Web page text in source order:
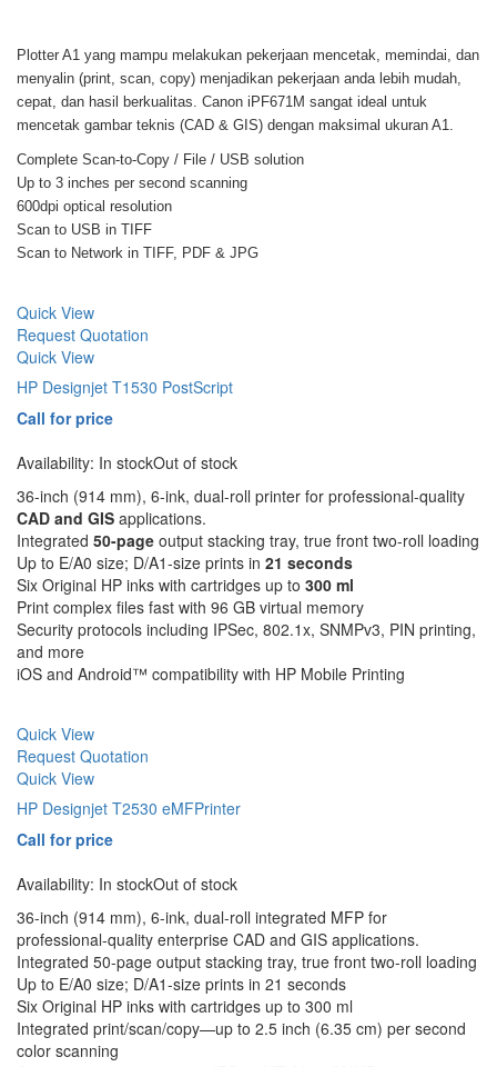
Plotter A1 yang mampu melakukan pekerjaan mencetak, memindai, dan
menyalin (print, scan, copy) menjadikan pekerjaan anda lebih mudah,
cepat, dan hasil berkualitas. Canon iPF671M sangat ideal untuk
mencetak gambar teknis (CAD & GIS) dengan maksimal ukuran A1.
Complete Scan-to-Copy / File / USB solution
Up to 3 inches per second scanning
600dpi optical resolution
Scan to USB in TIFF
Scan to Network in TIFF, PDF & JPG
Quick View
Request Quotation
Quick View
HP Designjet T1530 PostScript
Call for price
Availability: In stockOut of stock
36-inch (914 mm), 6-ink, dual-roll printer for professional-quality
CAD and GIS applications.
Integrated 50-page output stacking tray, true front two-roll loading
Up to E/A0 size; D/A1-size prints in 21 seconds
Six Original HP inks with cartridges up to 300 ml
Print complex files fast with 96 GB virtual memory
Security protocols including IPSec, 802.1x, SNMPv3, PIN printing,
and more
iOS and Android™ compatibility with HP Mobile Printing
Quick View
Request Quotation
Quick View
HP Designjet T2530 eMFPrinter
Call for price
Availability: In stockOut of stock
36-inch (914 mm), 6-ink, dual-roll integrated MFP for
professional-quality enterprise CAD and GIS applications.
Integrated 50-page output stacking tray, true front two-roll loading
Up to E/A0 size; D/A1-size prints in 21 seconds
Six Original HP inks with cartridges up to 300 ml
Integrated print/scan/copy—up to 2.5 inch (6.35 cm) per second
color scanning